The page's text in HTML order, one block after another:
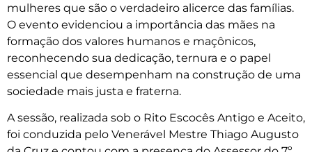
mulheres que são o verdadeiro alicerce das famílias.
O evento evidenciou a importância das mães na
formação dos valores humanos e maçônicos,
reconhecendo sua dedicação, ternura e o papel
essencial que desempenham na construção de uma
sociedade mais justa e fraterna.
A sessão, realizada sob o Rito Escocês Antigo e Aceito,
foi conduzida pelo Venerável Mestre Thiago Augusto